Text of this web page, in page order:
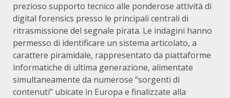
prezioso supporto tecnico alle ponderose attività di
digital forensics presso le principali centrali di
ritrasmissione del segnale pirata. Le indagini hanno
permesso di identificare un sistema articolato, a
carattere piramidale, rappresentato da piattaforme
informatiche di ultima generazione, alimentate
simultaneamente da numerose “sorgenti di
contenuti” ubicate in Europa e finalizzate alla